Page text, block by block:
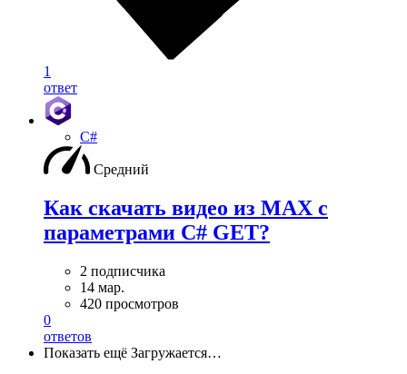
1
ответ
C#
Средний
Как скачать видео из MAX с
параметрами C# GET?
2 подписчика
14 мар.
420 просмотров
0
ответов
Показать ещё Загружается…